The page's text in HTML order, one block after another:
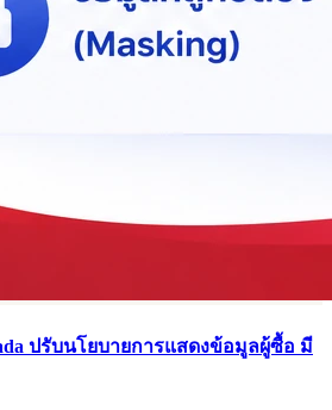
ปรับนโยบายการแสดงข้อมูลผู้ซื้อ มี